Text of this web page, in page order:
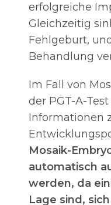
erfolgreiche
Gleichzeitig
Fehlgeburt,
Behandlung
Im Fall von
der PGT-A-
Informationen
Mosaik-
automatisch
werden, da
Lage sind,